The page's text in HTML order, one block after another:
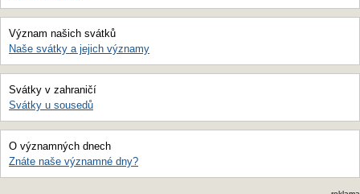
Význam našich svátků
Naše svátky a jejich významy
Svátky v zahraničí
Svátky u sousedů
O významných dnech
Znáte naše významné dny?